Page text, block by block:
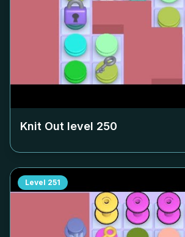
Knit Out level 250
Level 251